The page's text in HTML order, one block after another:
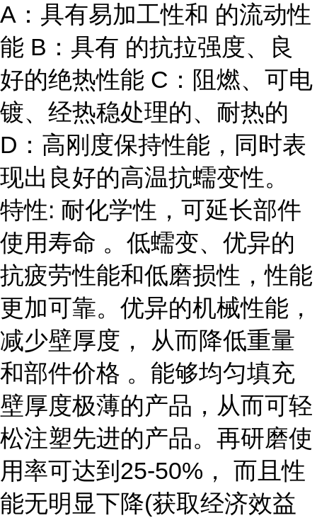
A：具有易加工性和 的流动性
能 B：具有 的抗拉强度、良
好的绝热性能 C：阻燃、可电
镀、经热稳处理的、耐热的
D：高刚度保持性能，同时表
现出良好的高温抗蠕变性。
特性: 耐化学性，可延长部件
使用寿命 。低蠕变、优异的
抗疲劳性能和低磨损性，性能
更加可靠。优异的机械性能，
减少壁厚度， 从而降低重量
和部件价格 。能够均匀填充
壁厚度极薄的产品，从而可轻
松注塑先进的产品。再研磨使
用率可达到25-50%， 而且性
能无明显下降(获取经济效益